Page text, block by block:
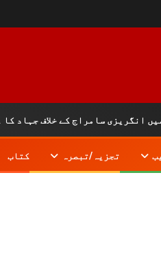
سامراج کے خلاف جہاد کا
تجزیہ/تبصرہ کتاب